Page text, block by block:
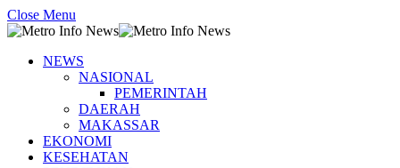
Close Menu
NEWS
NASIONAL
PEMERINTAH
DAERAH
MAKASSAR
EKONOMI
KESEHATAN